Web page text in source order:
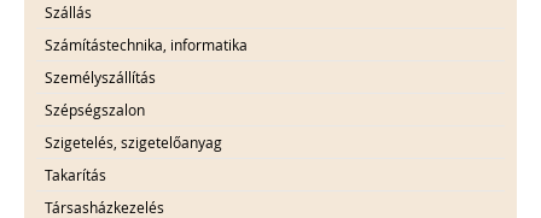
Szállás
Számítástechnika, informatika
Személyszállítás
Szépségszalon
Szigetelés, szigetelőanyag
Takarítás
Társasházkezelés